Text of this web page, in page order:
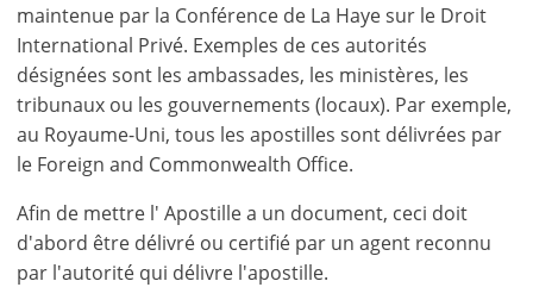
maintenue par la Conférence de La Haye sur le Droit
International Privé. Exemples de ces autorités
désignées sont les ambassades, les ministères, les
tribunaux ou les gouvernements (locaux). Par exemple,
au Royaume-Uni, tous les apostilles sont délivrées par
le Foreign and Commonwealth Office.
Afin de mettre l' Apostille a un document, ceci doit
d'abord être délivré ou certifié par un agent reconnu
par l'autorité qui délivre l'apostille.